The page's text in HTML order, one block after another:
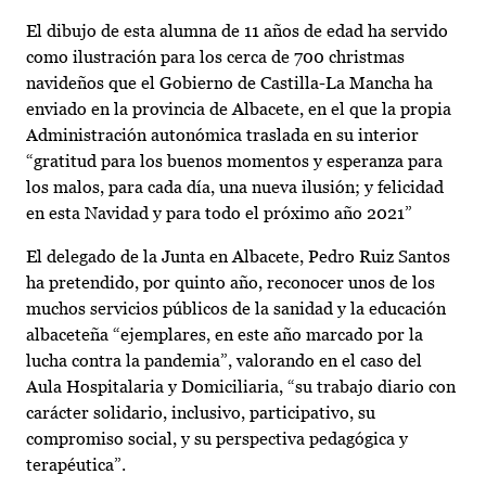
El dibujo de esta alumna de 11 años de edad ha servido
como ilustración para los cerca de 700 christmas
navideños que el Gobierno de Castilla-La Mancha ha
enviado en la provincia de Albacete, en el que la propia
Administración autonómica traslada en su interior
“gratitud para los buenos momentos y esperanza para
los malos, para cada día, una nueva ilusión; y felicidad
en esta Navidad y para todo el próximo año 2021”
El delegado de la Junta en Albacete, Pedro Ruiz Santos
ha pretendido, por quinto año, reconocer unos de los
muchos servicios públicos de la sanidad y la educación
albaceteña “ejemplares, en este año marcado por la
lucha contra la pandemia”, valorando en el caso del
Aula Hospitalaria y Domiciliaria, “su trabajo diario con
carácter solidario, inclusivo, participativo, su
compromiso social, y su perspectiva pedagógica y
terapéutica”.